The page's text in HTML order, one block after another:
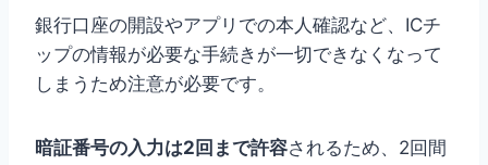
銀行口座の開設やアプリでの本人確認など、ICチ
ップの情報が必要な手続きが一切できなくなって
しまうため注意が必要です。
暗証番号の入力は2回まで許容されるため、2回間